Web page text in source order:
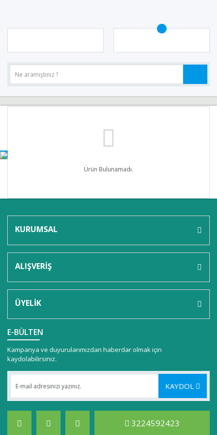
Ürün Bulunamadı.
KURUMSAL
ALIŞVERİŞ
ÜYELİK
E-BÜLTEN
Kampanya ve duyurularımızdan haberdar olmak için
kaydolabilirsiniz.
KAYDOL
3224592423